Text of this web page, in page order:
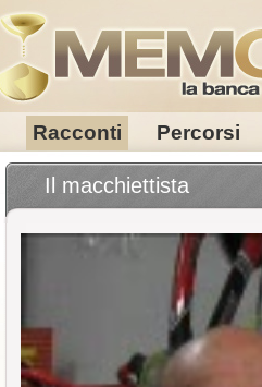
Racconti Percorsi
Il macchiettista